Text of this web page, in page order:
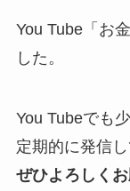
You Tube「お
した。
You Tubeでも
定期的に発信
ぜひよろしくお